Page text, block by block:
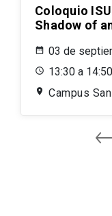
Coloquio
Shadow of
03 de
13:30 a
Campus